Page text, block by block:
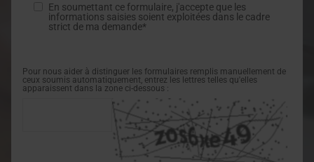
En soumettant ce formulaire, j'accepte que les
informations saisies soient exploitées dans le cadre
strict de ma demande*
Pour nous aider à distinguer les formulaires remplis manuellement de
ceux soumis automatiquement, entrez les lettres telles qu'elles
apparaissent dans la zone ci-dessous :